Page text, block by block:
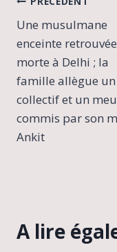
de
l’article
Une musulmane
enceinte retrouvée
morte à Delhi ; la
famille allègue
collectif et un
commis par son
Ankit
A lire